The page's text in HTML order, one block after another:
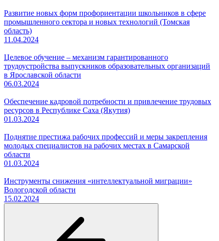
Развитие новых форм профориентации школьников в сфере
промышленного сектора и новых технологий (Томская
область)
11.04.2024
Целевое обучение – механизм гарантированного
трудоустройства выпускников образовательных организаций
в Ярославской области
06.03.2024
Обеспечение кадровой потребности и привлечение трудовых
ресурсов в Республике Саха (Якутия)
01.03.2024
Поднятие престижа рабочих профессий и меры закрепления
молодых специалистов на рабочих местах в Самарской
области
01.03.2024
Инструменты снижения «интеллектуальной миграции»
Вологодской области
15.02.2024